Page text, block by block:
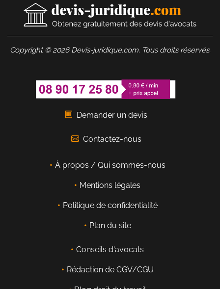
Copyright © 2026 Devis-juridique.com. Tous droits réservés.
Demander un devis
Contactez-nous
À propos / Qui sommes-nous
Mentions légales
Politique de confidentialité
Plan du site
Conseils d'avocats
Rédaction de CGV/CGU